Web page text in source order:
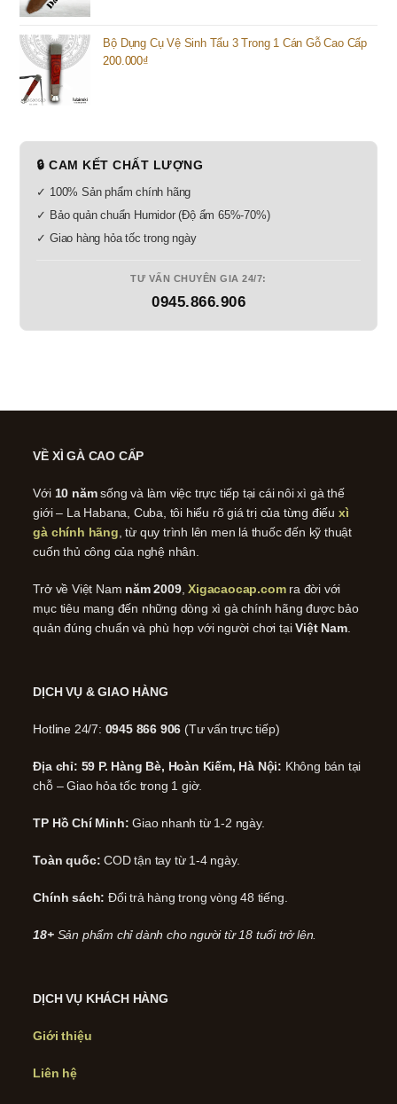
Bộ Dụng Cụ Vệ Sinh Tẩu 3 Trong 1 Cán Gỗ Cao Cấp
200.000₫
🔒 CAM KẾT CHẤT LƯỢNG
✓ 100% Sản phẩm chính hãng
✓ Bảo quản chuẩn Humidor (Độ ẩm 65%-70%)
✓ Giao hàng hỏa tốc trong ngày
TƯ VẤN CHUYÊN GIA 24/7:
0945.866.906
VỀ XÌ GÀ CAO CẤP
Với 10 nămsống và làm việc trực tiếp tại cái nôi xì gà thế
giới – La Habana, Cuba, tôi hiểu rõ giá trị của từng điếu xì
gà chính hãng , từ quy trình lên men lá thuốc đến kỹ thuật
cuốn thủ công của nghệ nhân.
Trở về Việt Nam năm 2009,Xigacaocap.comra đời với
mục tiêu mang đến những dòng xì gà chính hãng được bảo
quản đúng chuẩn và phù hợp với người chơi tạiViệt Nam.
DỊCH VỤ & GIAO HÀNG
Hotline 24/7: 0945 866 906 (Tư vấn trực tiếp)
Địa chỉ: 59 P. Hàng Bè, Hoàn Kiếm, Hà Nội: Không bán tại
chỗ – Giao hỏa tốc trong 1 giờ.
TP Hồ Chí Minh: Giao nhanh từ 1-2 ngày.
Toàn quốc: COD tận tay từ 1-4 ngày.
Chính sách: Đổi trả hàng trong vòng 48 tiếng.
18+ Sản phẩm chỉ dành cho người từ 18 tuổi trở lên.
DỊCH VỤ KHÁCH HÀNG
Giới thiệu
Liên hệ